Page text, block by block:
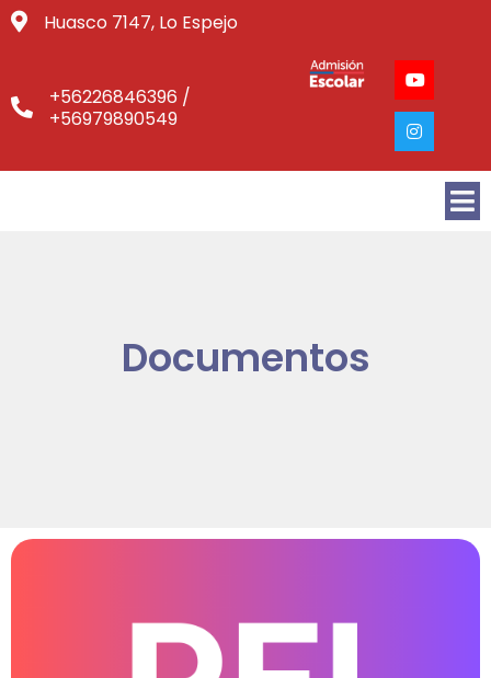
Huasco 7147, Lo Espejo
+56226846396 /
+56979890549
Documentos